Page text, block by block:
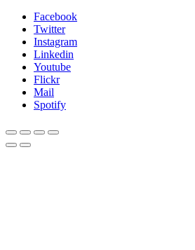
Facebook
Twitter
Instagram
Linkedin
Youtube
Flickr
Mail
Spotify